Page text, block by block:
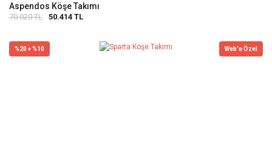
Aspendos Köşe Takımı
70.020 TL 50.414 TL
%20 + %10 Web'e Özel